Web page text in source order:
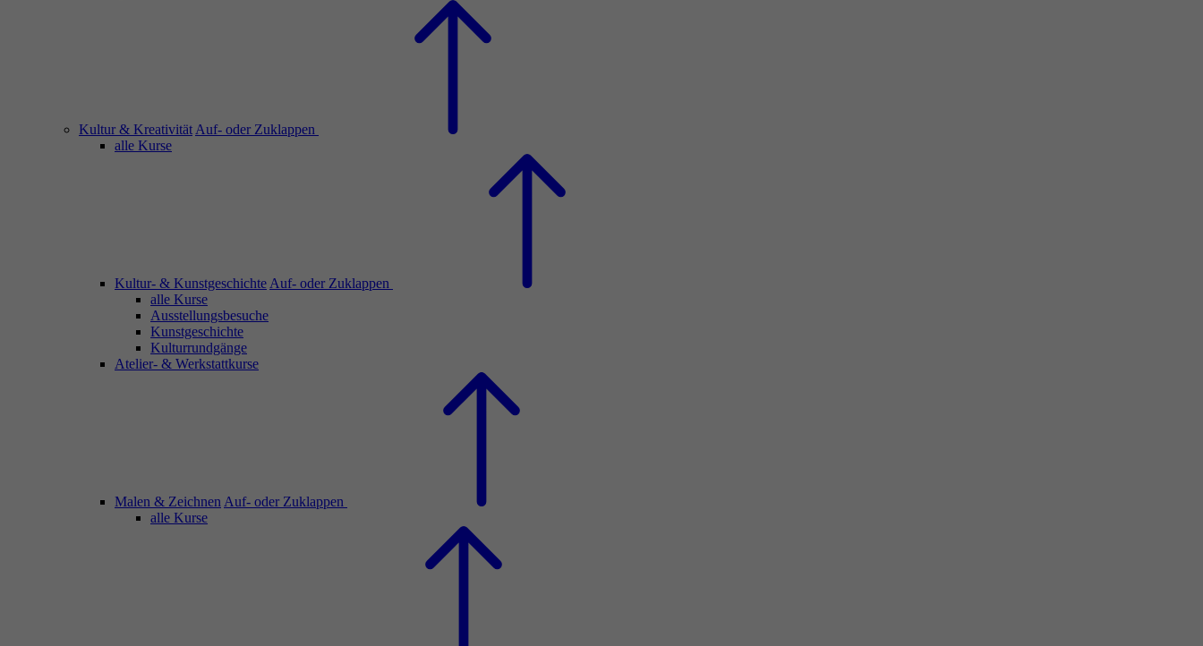
Kultur & Kreativität Auf- oder Zuklappen
alle Kurse
Kultur- & Kunstgeschichte Auf- oder Zuklappen
alle Kurse
Ausstellungsbesuche
Kunstgeschichte
Kulturrundgänge
Atelier- & Werkstattkurse
Malen & Zeichnen Auf- oder Zuklappen
alle Kurse